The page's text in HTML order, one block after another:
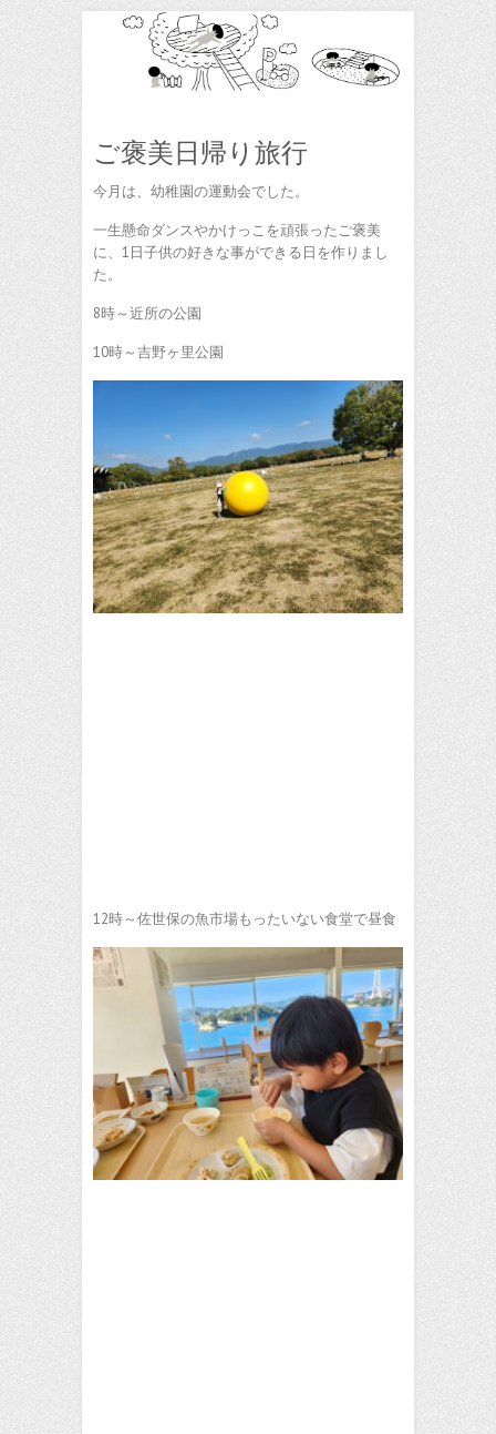
ご褒美日帰り旅行
今月は、幼稚園の運動会でした。
一生懸命ダンスやかけっこを頑張ったご褒美
に、1日子供の好きな事ができる日を作りまし
た。
8時～近所の公園
10時～吉野ヶ里公園
12時～佐世保の魚市場もったいない食堂で昼食